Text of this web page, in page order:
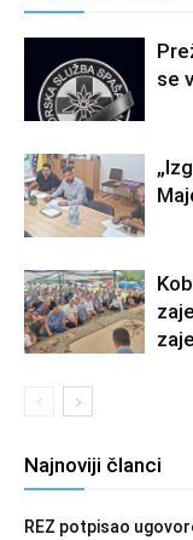
se
Najnoviji članci
REZ potpisao